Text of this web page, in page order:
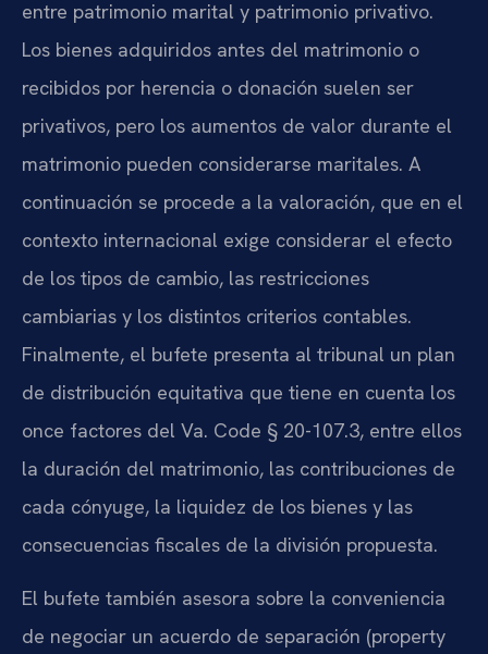
entre patrimonio marital y patrimonio privativo.
Los bienes adquiridos antes del matrimonio o
recibidos por herencia o donación suelen ser
privativos, pero los aumentos de valor durante el
matrimonio pueden considerarse maritales. A
continuación se procede a la valoración, que en el
contexto internacional exige considerar el efecto
de los tipos de cambio, las restricciones
cambiarias y los distintos criterios contables.
Finalmente, el bufete presenta al tribunal un plan
de distribución equitativa que tiene en cuenta los
once factores del Va. Code § 20-107.3, entre ellos
la duración del matrimonio, las contribuciones de
cada cónyuge, la liquidez de los bienes y las
consecuencias fiscales de la división propuesta.
El bufete también asesora sobre la conveniencia
de negociar un acuerdo de separación (property